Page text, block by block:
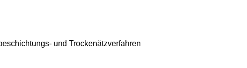
und Trockenätzverfahren